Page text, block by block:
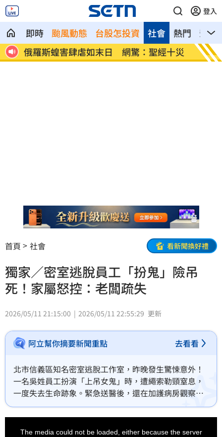
登入
即時 颱風動態 台股怎投資 熱門 影音
社會
災
慈濟採購BNT遭詐10億 他：不聽衛福部
勸
蔡英
首頁 社會 看新聞換好禮
獨家／密室逃脫員工「扮鬼」險吊
死！家屬怒控：老闆疏失
2026/05/11 21:15:00 2026/05/11 22:55:29 更新
阿立幫你摘要新聞重點 去看看
北市信義區知名密室逃脫工作室，昨晚發生驚悚意外！
一名吳姓員工扮演「上吊女鬼」時，遭繩索勒頸窒息，
一度失去生命跡象。緊急送醫後，還在加護病房觀察
中。家屬接受三立採訪時，質疑業者明顯缺乏安全措
施，目前已提告，負責人被函送。勞檢處也開罰，勒令
停業。
The media could not be loaded, either because the server